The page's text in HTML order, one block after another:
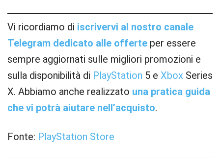
Vi ricordiamo di iscrivervi al nostro canale
Telegram dedicato alle offerte per essere
sempre aggiornati sulle migliori promozioni e
sulla disponibilità di PlayStation 5 e Xbox Series
X. Abbiamo anche realizzato una pratica guida
che vi potrà aiutare nell’acquisto.
Fonte: PlayStation Store